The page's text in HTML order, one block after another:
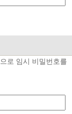
로 임시 비밀번호를